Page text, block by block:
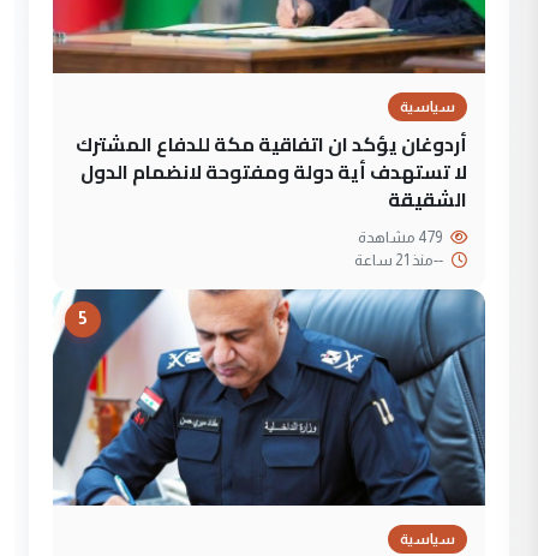
سياسية
أردوغان يؤكد ان اتفاقية مكة للدفاع المشترك
لا تستهدف أية دولة ومفتوحة لانضمام الدول
الشقيقة
--منذ 21 ساعة
5
سياسية